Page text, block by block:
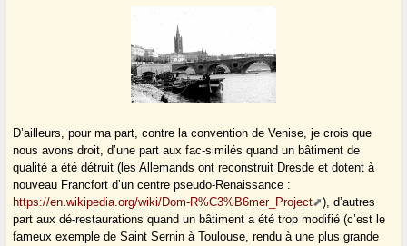
D’ailleurs, pour ma part, contre la convention de Venise, je crois que
nous avons droit, d’une part aux fac-similés quand un bâtiment de
qualité a été détruit (les Allemands ont reconstruit Dresde et dotent à
nouveau Francfort d’un centre pseudo-Renaissance :
https://en.wikipedia.org/wiki/Dom-R%C3%B6mer_Project
), d’autres
part aux dé-restaurations quand un bâtiment a été trop modifié (c’est le
fameux exemple de Saint Sernin à Toulouse, rendu à une plus grande